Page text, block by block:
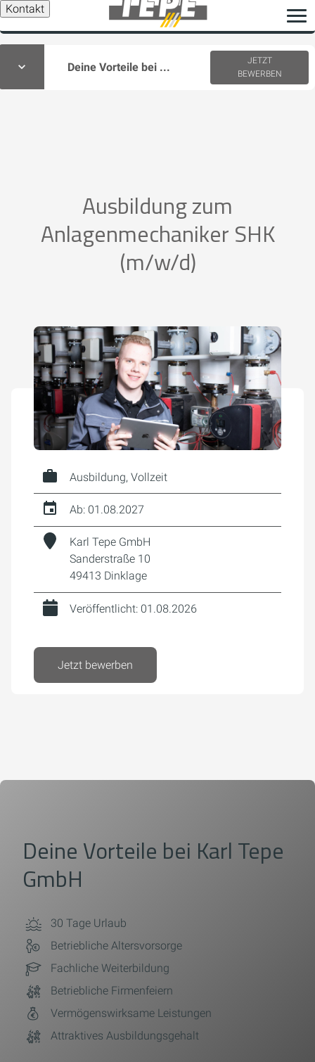
Kontakt
Deine Vorteile bei ...
JETZT
BEWERBEN
Ausbildung zum
Anlagenmechaniker SHK
(m/w/d)
Ausbildung, Vollzeit
Ab: 01.08.2027
Karl Tepe GmbH
Sanderstraße 10
49413 Dinklage
Veröffentlicht: 01.08.2026
Jetzt bewerben
Deine Vorteile bei Karl Tepe
GmbH
30 Tage Urlaub
Betriebliche Altersvorsorge
Fachliche Weiterbildung
Betriebliche Firmenfeiern
Vermögenswirksame Leistungen
Attraktives Ausbildungsgehalt